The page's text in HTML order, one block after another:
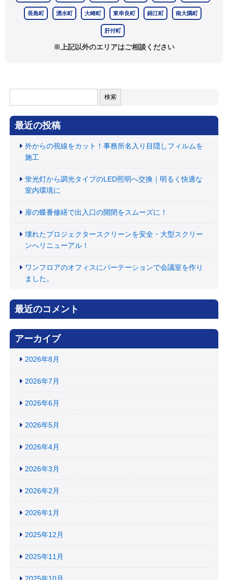
長島町 湧水町 大崎町 東串良町 錦江町 南大隅町
肝付町
※上記以外のエリアはご相談ください
索:
最近の投稿
外からの視線をカット！事務所名入り目隠しフィルムを
施工
蛍光灯から調光タイプのLED照明へ交換｜明るく快適な
室内環境に
扉の蝶番修繕で出入口の開閉をスムーズに！
壊れたプロジェクタースクリーンを安全・大型スクリー
ンへリニューアル！
ワンフロアのオフィスにパーテーションで会議室を作り
ました。
最近のコメント
アーカイブ
2026年8月
2026年7月
2026年6月
2026年5月
2026年4月
2026年3月
2026年2月
2026年1月
2025年12月
2025年11月
2025年10月